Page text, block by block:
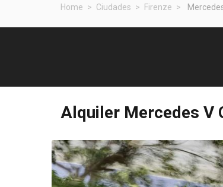
Home Ciudades Firenze
Alquiler Mercedes V